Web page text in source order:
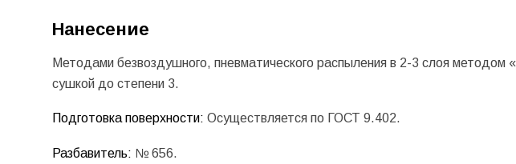
Нанесение
Методами безвоздушного, пневматического распыления в 2-3 слоя методом
сушкой до степени 3.
Подготовка поверхности: Осуществляется по ГОСТ 9.402.
Разбавитель: № 656.